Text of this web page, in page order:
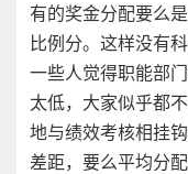
有的奖金分配要么
比例分。这样没有
一些人觉得职能部
太低，大家似乎都
地与绩效考核相挂
差距，要么平均分